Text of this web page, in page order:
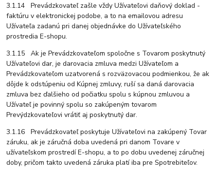
3.1.14 Prevádzkovateľ zašle vždy Užívateľovi daňový doklad -
faktúru v elektronickej podobe, a to na emailovou adresu
Užívateľa zadanú pri danej objednávke do Užívateľského
prostredia E-shopu.
3.1.15 Ak je Prevádzkovateľom spoločne s Tovarom poskytnutý
Užívateľovi dar, je darovacia zmluva medzi Užívateľom a
Prevádzkovateľom uzatvorená s rozväzovacou podmienkou, že ak
dôjde k odstúpeniu od Kúpnej zmluvy, ruší sa daná darovacia
zmluva bez ďalšieho od počiatku spolu s kúpnou zmluvou a
Užívateľ je povinný spolu so zakúpeným tovarom
Prevýdzkovateľovi vrátiť aj poskytnutý dar.
3.1.16 Prevádzkovateľ poskytuje Užívateľovi na zakúpený Tovar
záruku, ak je záručná doba uvedená pri danom Tovare v
užívateľskom prostredí E-shopu, a to po dobu uvedenej záručnej
doby, pričom takto uvedená záruka platí iba pre Spotrebiteľov.